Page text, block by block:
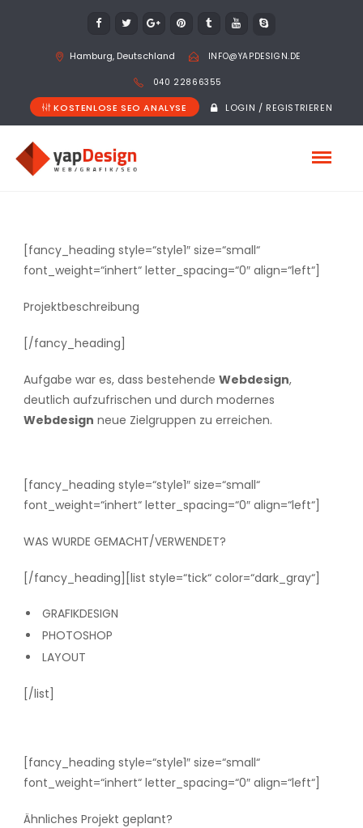
Hamburg, Deutschland INFO@YAPDESIGN.DE
040 22866355
KOSTENLOSE SEO ANALYSE LOGIN / REGISTRIEREN
[fancy_heading style=“style1″ size=“small“
font_weight=“inhert“ letter_spacing=“0″ align=“left“]
Projektbeschreibung
[/fancy_heading]
Aufgabe war es, dass bestehende Webdesign,
deutlich aufzufrischen und durch modernes
Webdesign neue Zielgruppen zu erreichen.
[fancy_heading style=“style1″ size=“small“
font_weight=“inhert“ letter_spacing=“0″ align=“left“]
WAS WURDE GEMACHT/VERWENDET?
[/fancy_heading][list style=“tick“ color=“dark_gray“]
GRAFIKDESIGN
PHOTOSHOP
LAYOUT
[/list]
[fancy_heading style=“style1″ size=“small“
font_weight=“inhert“ letter_spacing=“0″ align=“left“]
Ähnliches Projekt geplant?